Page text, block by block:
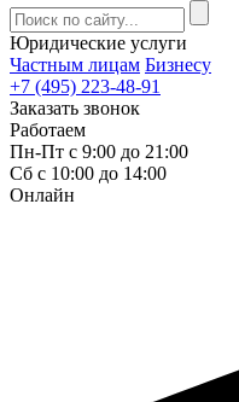
Юридические услуги
Частным лицам Бизнесу
+7 (495) 223-48-91
Заказать звонок
Работаем
Пн-Пт с 9:00 до 21:00
Сб с 10:00 до 14:00
Онлайн